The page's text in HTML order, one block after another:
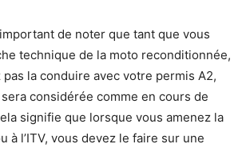
de noter que tant que vous
technique de la moto reconditionnée,
la conduire avec votre permis A2,
considérée comme en cours de
signifie que lorsque vous amenez la
à l’ITV, vous devez le faire sur une